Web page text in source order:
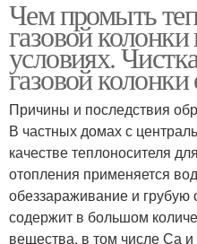
Чем промыть
газовой
условиях.
газовой
Причины и последствия
В частных домах с
качестве теплоносителя
отопления применяется
обеззараживание и грубую
содержит в большом
вещества, в том числе Са